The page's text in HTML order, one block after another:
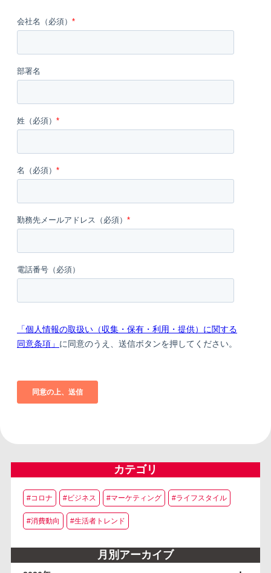
カテゴリ
#コロナ #ビジネス #マーケティング #ライフスタイル
#消費動向 #生活者トレンド
月別アーカイブ